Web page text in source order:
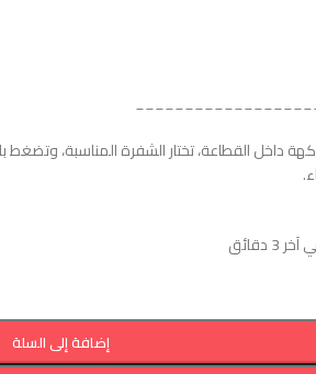
داخل القطاعة، تختار الشفرة المناسبة، وتضغط
دقائق
إضافة إلى السلة